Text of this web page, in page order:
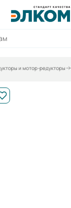
и мотор-редукторы